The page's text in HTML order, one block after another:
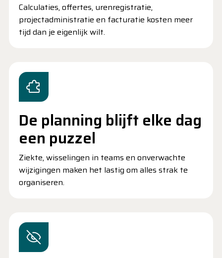
Calculaties, offertes, urenregistratie,
projectadministratie en facturatie kosten meer
tijd dan je eigenlijk wilt.
De planning blijft elke dag
een puzzel
Ziekte, wisselingen in teams en onverwachte
wijzigingen maken het lastig om alles strak te
organiseren.